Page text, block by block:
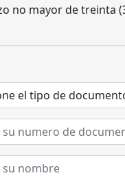
no mayor de